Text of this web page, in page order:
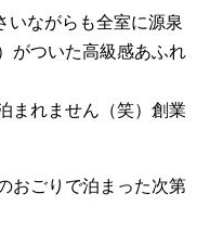
いながらも全室に源泉
がついた高級感あふれ
まれません（笑）創業
おごりで泊まった次第